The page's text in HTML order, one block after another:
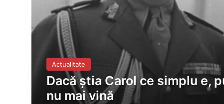
Actualitate
Dacă știa Carol ce simplu e,
nu mai vină